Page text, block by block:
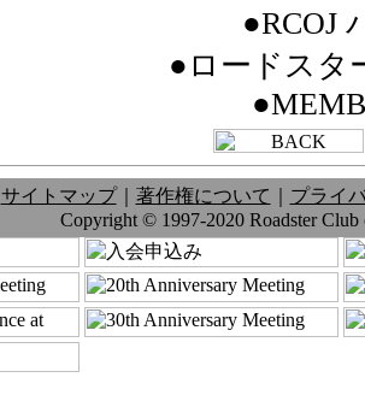
●RCOJ
●ロードスタ
サイトマップ｜ 著作権について
プライ
Copyright © 1997-2020 Roadster